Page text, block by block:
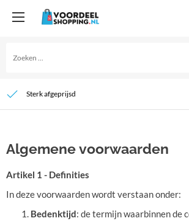
Sterk afgeprijsd
Voor 14:00 uur besteld is morgen in huis
Niet tevreden? Geld terug!
Algemene voorwaarden
Artikel 1 - Definities
In deze voorwaarden wordt verstaan onder:
Bedenktijd: de termijn waarbinnen de